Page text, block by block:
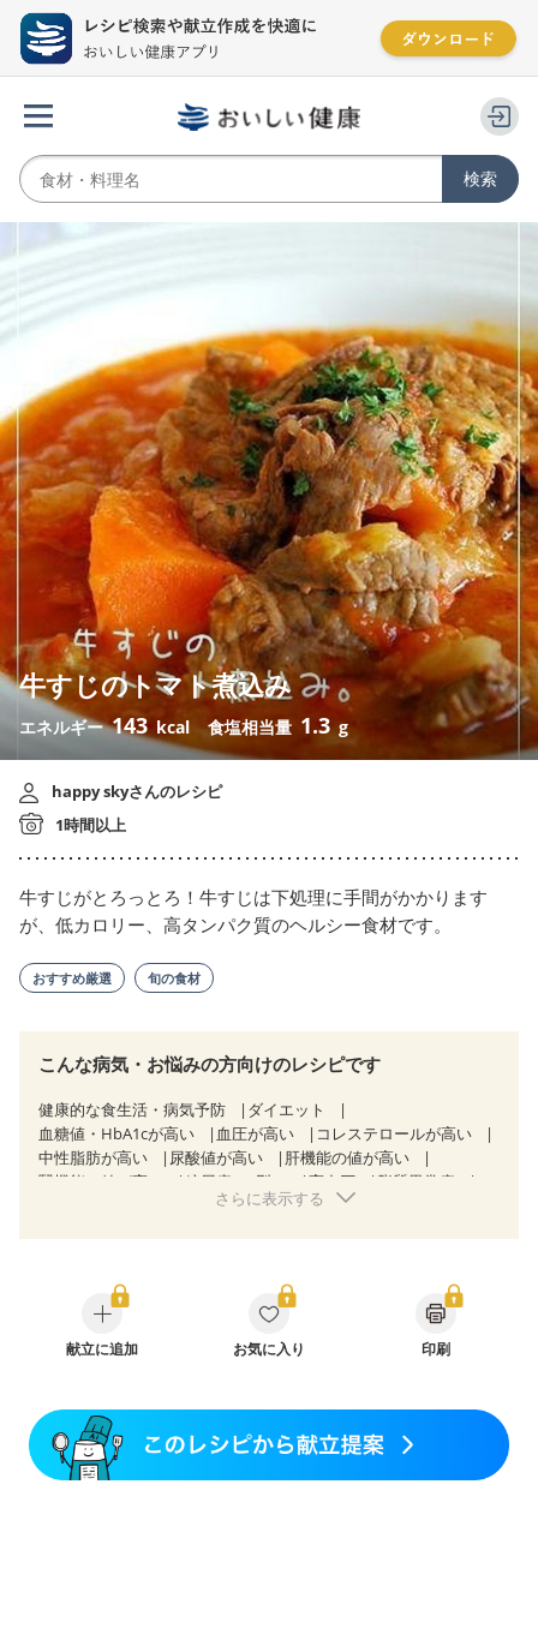
牛すじのトマト煮込み
エネルギー143 kcal 食塩相当量 1.3 g
happy skyさんのレシピ
1時間以上
牛すじがとろっとろ！牛すじは下処理に手間がかかります
が、低カロリー、高タンパク質のヘルシー食材です。
おすすめ厳選 旬の食材
こんな病気・お悩みの方向けのレシピです
健康的な食生活・病気予防
ダイエット
血糖値・HbA1cが高い
血圧が高い
コレステロールが高い
中性脂肪が高い
尿酸値が高い
肝機能の値が高い
腎機能の値が高い
糖尿病（2型） 高血圧
脂質異常症
狭心症 心筋梗塞
糖尿病性腎症（第２期）
糖尿病性腎症（第３期）
CKD（ステージ１）
CKD（ステージ２）
CKD（ステージ３b）
乳がん（抗がん剤治療中）
妊婦健診・体重増加が気になる（初期）
妊婦健診・血圧が気になる（初期）
妊婦健診・血糖値が気になる（初期）
さらに表示する
献立に追加 お気に入り 印刷